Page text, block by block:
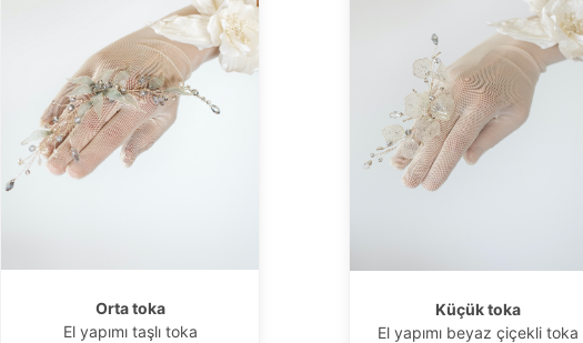
Orta toka
El yapımı taşlı toka
Küçük toka
El yapımı beyaz çiçekli toka